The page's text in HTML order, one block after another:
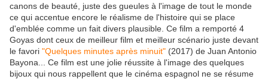
canons de beauté, juste des gueules à l'image de tout le monde
ce qui accentue encore le réalisme de l'histoire qui se place
d'emblée comme un fait divers plausible. Ce film a remporté 4
Goyas dont ceux de meilleur film et meilleur scénario juste devant
le favori "Quelques minutes après minuit" (2017) de Juan Antonio
Bayona... Ce film est une jolie réussite à l'image des quelques
bijoux qui nous rappellent que le cinéma espagnol ne se résume